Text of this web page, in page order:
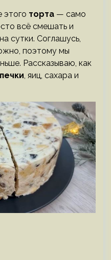
этого торта — само
всё смешать и
сутки. Соглашусь,
поэтому мы
Рассказываю, как
, яиц, сахара и